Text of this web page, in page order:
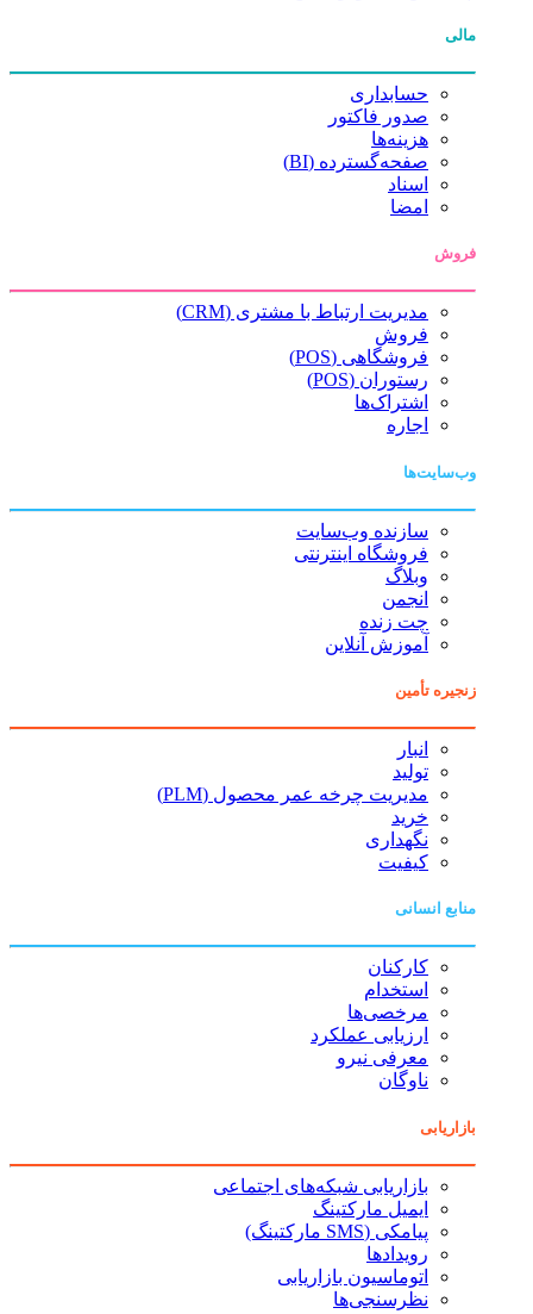
مالی
حسابداری
صدور فاکتور
هزینه‌ها
صفحه‌گسترده (BI)
اسناد
امضا
فروش
مدیریت ارتباط با مشتری (CRM)
فروش
فروشگاهی (POS)
رستوران (POS)
اشتراک‌ها
اجاره
وب‌سایت‌ها
سازنده وب‌سایت
فروشگاه اینترنتی
وبلاگ
انجمن
چت زنده
آموزش آنلاین
زنجیره تأمین
انبار
تولید
مدیریت چرخه عمر محصول (PLM)
خرید
نگهداری
کیفیت
منابع انسانی
کارکنان
استخدام
مرخصی‌ها
ارزیابی عملکرد
معرفی نیرو
ناوگان
بازاریابی
بازاریابی شبکه‌های اجتماعی
ایمیل مارکتینگ
پیامکی (SMS مارکتینگ)
رویدادها
اتوماسیون بازاریابی
نظرسنجی‌ها